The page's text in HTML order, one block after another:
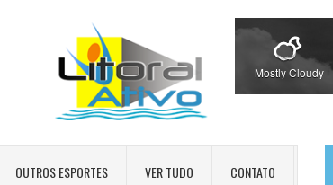
Mostly Cloudy
OUTROS ESPORTES VER TUDO CONTATO